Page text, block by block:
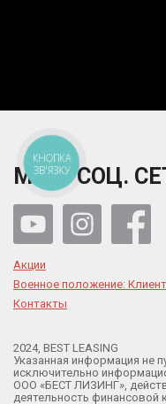
МЫ В СОЦ.
Акции
Военное положение:
Контакты
2024, BEST LEASING
Указанная информация не
исключительно
ООО «БЕСТ ЛИЗИНГ»,
деятельность финансовой
КНОПКА
ЗВ'ЯЗКУ